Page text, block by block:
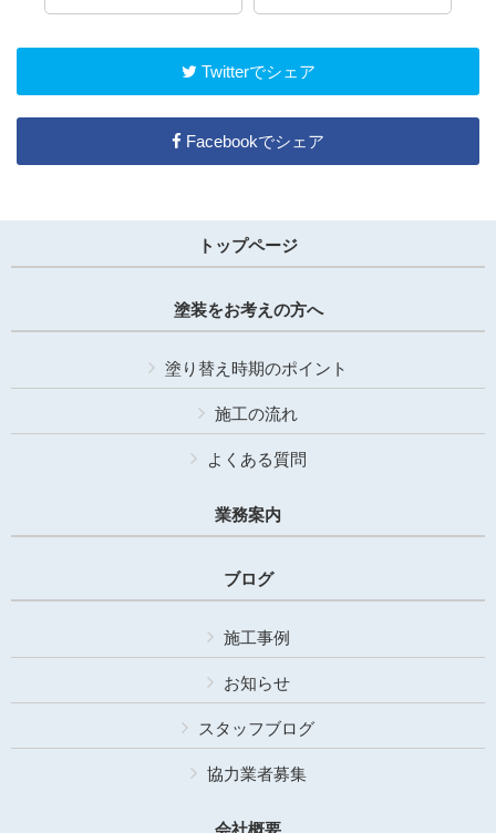
Twitterでシェア
Facebookでシェア
トップページ
塗装をお考えの方へ
塗り替え時期のポイント
施工の流れ
よくある質問
業務案内
ブログ
施工事例
お知らせ
スタッフブログ
協力業者募集